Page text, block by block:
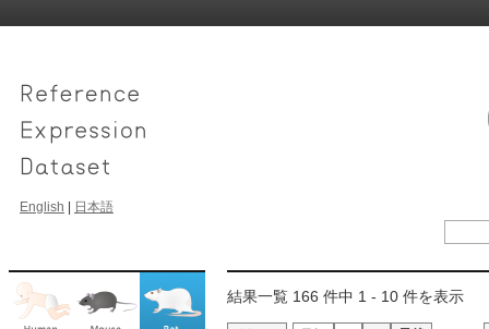
English 日本語
結果一覧 166 件中 1 - 10 件を表示